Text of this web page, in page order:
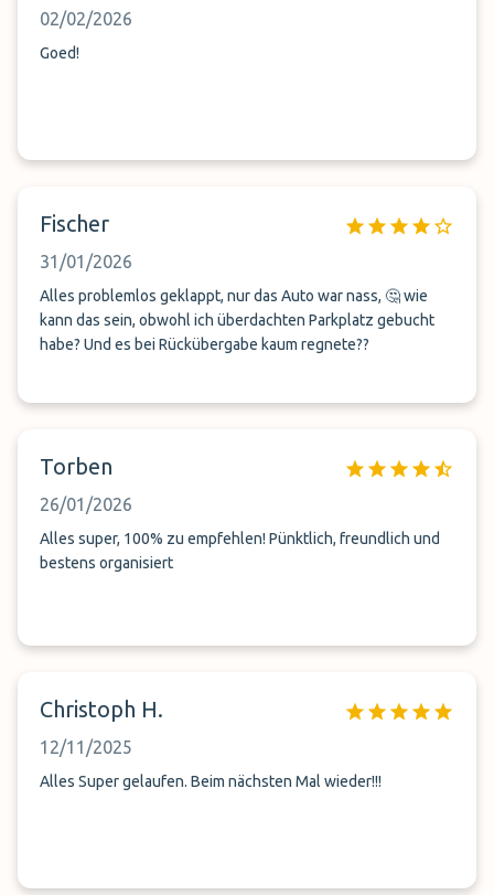
02/02/2026
Goed!
Fischer
31/01/2026
Alles problemlos geklappt, nur das Auto war nass, 🤔 wie
kann das sein, obwohl ich überdachten Parkplatz gebucht
habe? Und es bei Rückübergabe kaum regnete??
Torben
26/01/2026
Alles super, 100% zu empfehlen! Pünktlich, freundlich und
bestens organisiert
Christoph H.
12/11/2025
Alles Super gelaufen. Beim nächsten Mal wieder!!!